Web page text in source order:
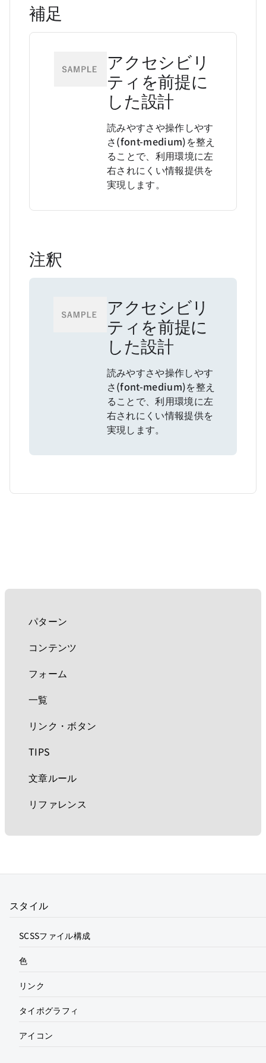
補足
アクセシビリ
ティを前提に
した設計
読みやすさや操作しやす
さ(font-medium)を整え
ることで、利用環境に左
右されにくい情報提供を
実現します。
注釈
アクセシビリ
ティを前提に
した設計
読みやすさや操作しやす
さ(font-medium)を整え
ることで、利用環境に左
右されにくい情報提供を
実現します。
パターン
コンテンツ
フォーム
一覧
リンク・ボタン
TIPS
文章ルール
リファレンス
スタイル
SCSSファイル構成
色
リンク
タイポグラフィ
アイコン